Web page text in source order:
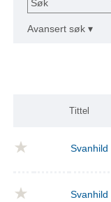
Søk
Avansert søk ▾
Tittel
Svanhild